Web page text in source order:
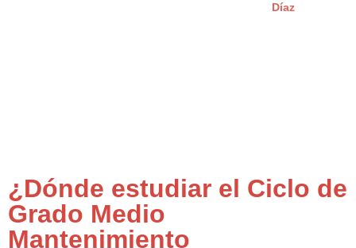
Díaz
¿Dónde estudiar el Ciclo de
Grado Medio
Mantenimiento